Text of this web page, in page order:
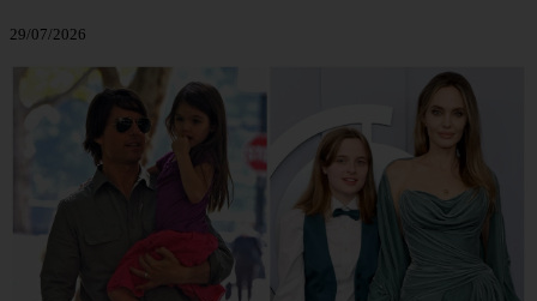
29/07/2026